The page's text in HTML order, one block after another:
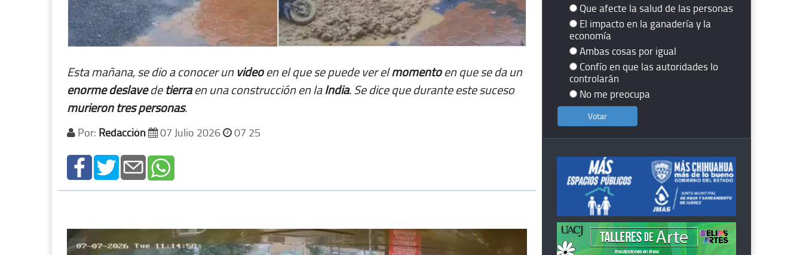
Esta mañana, se dio a conocer un videoen el que se puede ver elmomentoen que se da un
enormedeslavedetierraen una construcción en laIndia. Se dice que durante este suceso
murieron trespersonas.
Por: Redacción 07 Julio 2026 07 25
Que afecte la salud de las personas
El impacto en la ganadería y la
economía
Ambas cosas por igual
Confío en que las autoridades lo
controlarán
No me preocupa